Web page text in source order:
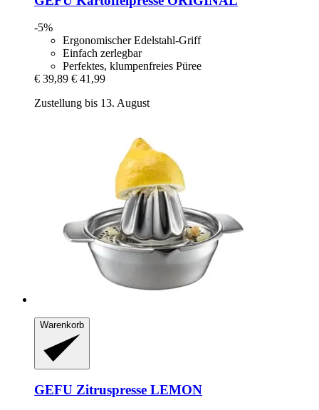
-5%
Ergonomischer Edelstahl-Griff
Einfach zerlegbar
Perfektes, klumpenfreies Püree
€ 39,89 € 41,99
Zustellung bis 13. August
Warenkorb
GEFU Zitruspresse LEMON